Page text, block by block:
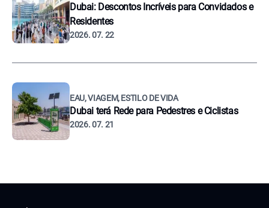
Dubai: Descontos Incríveis para Convidados e
Residentes
2026. 07. 22
EAU, VIAGEM, ESTILO DE VIDA
Dubai terá Rede para Pedestres e Ciclistas
2026. 07. 21